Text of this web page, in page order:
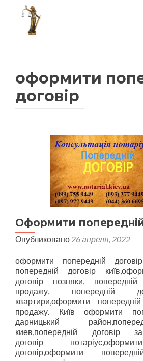
оформити
договір
Оформити
Опубликовано 26 апреля, 2022
оформити попередній
попередній договір
договір позняки, попередній
продажу, попередній
квартири,оформити
продажу. Київ оформити
дарницький
киев,попередній договір
договір
договір,оформити